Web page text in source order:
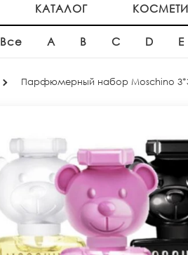
КАТАЛОГ
Все A B C D E
Парфюмерный набор Moschino